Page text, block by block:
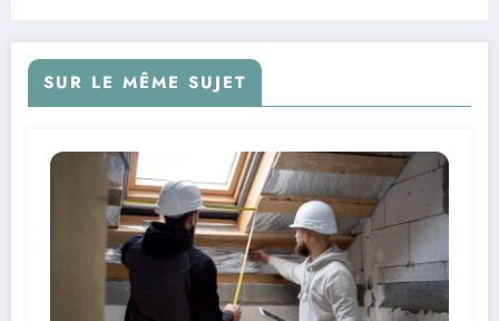
SUR LE MÊME SUJET